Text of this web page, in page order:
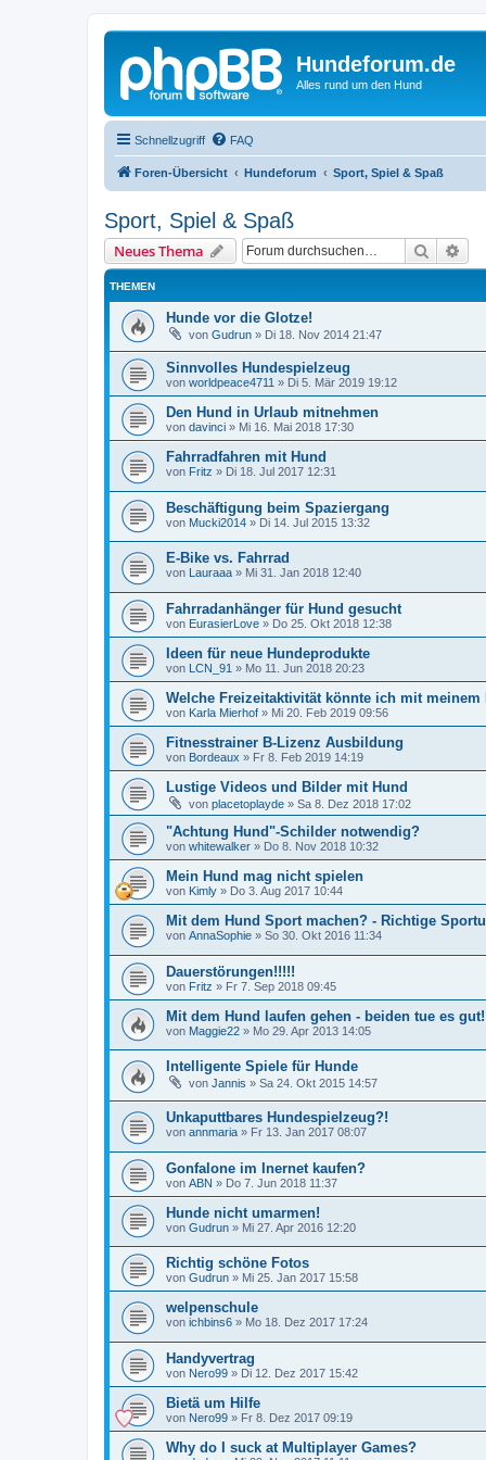
Hundeforum.de
Alles rund um den Hund
Schnellzugriff FAQ
Foren-Übersicht Hundeforum Sport, Spiel & Spaß
Sport, Spiel & Spaß
Neues Thema Suche
THEMEN
Hunde vor die Glotze!
von Gudrun » Di 18. Nov 2014 21:47
Sinnvolles Hundespielzeug
von worldpeace4711 » Di 5. Mär 2019 19:12
Den Hund in Urlaub mitnehmen
von davinci » Mi 16. Mai 2018 17:30
Fahrradfahren mit Hund
von Fritz » Di 18. Jul 2017 12:31
Beschäftigung beim Spaziergang
von Mucki2014 » Di 14. Jul 2015 13:32
E-Bike vs. Fahrrad
von Lauraaa » Mi 31. Jan 2018 12:40
Fahrradanhänger für Hund gesucht
von EurasierLove » Do 25. Okt 2018 12:38
Ideen für neue Hundeprodukte
von LCN_91 » Mo 11. Jun 2018 20:23
Welche Freizeitaktivität könnte ich mit
von Karla Mierhof » Mi 20. Feb 2019 09:56
Fitnesstrainer B-Lizenz Ausbildung
von Bordeaux » Fr 8. Feb 2019 14:19
Lustige Videos und Bilder mit Hund
von placetoplayde » Sa 8. Dez 2018 17:02
"Achtung Hund"-Schilder notwendig?
von whitewalker » Do 8. Nov 2018 10:32
Mein Hund mag nicht spielen
von Kimly » Do 3. Aug 2017 10:44
Mit dem Hund Sport machen? - Richtige
von AnnaSophie » So 30. Okt 2016 11:34
Dauerstörungen!!!!!
von Fritz » Fr 7. Sep 2018 09:45
Mit dem Hund laufen gehen - beiden tue es gut!
von Maggie22 » Mo 29. Apr 2013 14:05
Intelligente Spiele für Hunde
von Jannis » Sa 24. Okt 2015 14:57
Unkaputtbares Hundespielzeug?!
von annmaria » Fr 13. Jan 2017 08:07
Gonfalone im Inernet kaufen?
von ABN » Do 7. Jun 2018 11:37
Hunde nicht umarmen!
von Gudrun » Mi 27. Apr 2016 12:20
Richtig schöne Fotos
von Gudrun » Mi 25. Jan 2017 15:58
welpenschule
von ichbins6 » Mo 18. Dez 2017 17:24
Handyvertrag
von Nero99 » Di 12. Dez 2017 15:42
Bietä um Hilfe
von Nero99 » Fr 8. Dez 2017 09:19
Why do I suck at Multiplayer Games?